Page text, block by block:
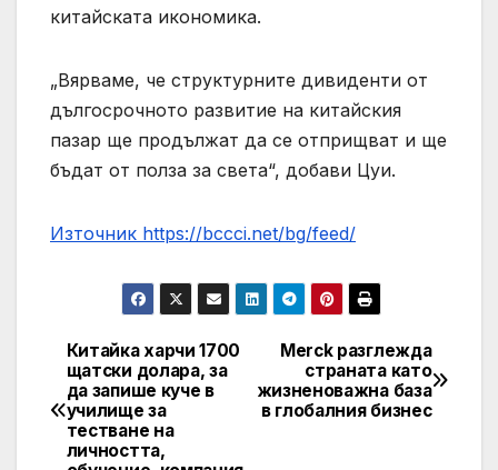
китайската икономика.
„Вярваме, че структурните дивиденти от
дългосрочното развитие на китайския
пазар ще продължат да се отприщват и ще
бъдат от полза за света“, добави Цуи.
Източник https://bccci.net/bg/feed/
Post
navigation
Merck разглежда
страната като
жизненоважна база
в глобалния бизнес
Китайка харчи 1700
щатски долара, за
да запише куче в
училище за
тестване на
личността,